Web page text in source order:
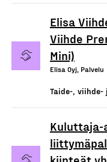
Elisa
Viihde
Mini)
Elisa Oyj, Palvelu
Taide-,
Kuluttaja-